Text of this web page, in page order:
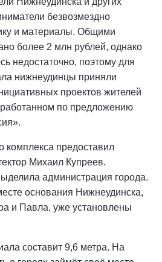
безвозмездно
и материалы. Общими
более 2 млн рублей, однако
недостаточно, поэтому для
нижнеудинцы приняли
проектов жителей
по предложению
комплекса предоставил
Михаил Купреев.
администрация города.
основания Нижнеудинска,
и Павла, уже установлены
составит 9,6 метра. На